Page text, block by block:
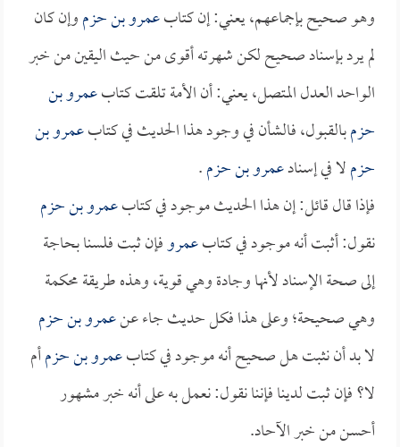
وهو صحيح بإجماعهم، يعني: إن كتابعمرو بن حزموإن كان
لم يرد بإسناد صحيح لكن شهرته أقوى من حيث اليقين من خبر
الواحد العدل المتصل، يعني: أن الأمة تلقت كتابعمرو بن
حزمبالقبول، فالشأن في وجود هذا الحديث في كتابعمرو بن
حزملا في إسنادعمرو بن حزم.
فإذا قال قائل: إن هذا الحديث موجود في كتابعمرو بن حزم
نقول: أثبت أنه موجود في كتابعمروفإن ثبت فلسنا بحاجة
إلى صحة الإسناد لأنها وجادة وهي قوية، وهذه طريقة محكمة
وهي صحيحة؛ وعلى هذا فكل حديث جاء عنعمرو بن حزم
لا بد أن نثبت هل صحيح أنه موجود في كتابعمرو بن حزمأم
لا؟ فإن ثبت لدينا فإننا نقول: نعمل به على أنه خبر مشهور
أحسن من خبر الآحاد.